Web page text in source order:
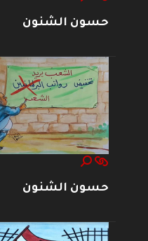
حسون الشنون
حسون الشنون